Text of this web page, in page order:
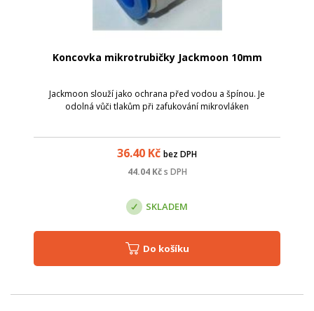
Koncovka mikrotrubičky Jackmoon 10mm
Jackmoon slouží jako ochrana před vodou a špínou. Je
odolná vůči tlakům při zafukování mikrovláken
36.40 Kč bez DPH
44.04Kč s DPH
SKLADEM
Do košíku